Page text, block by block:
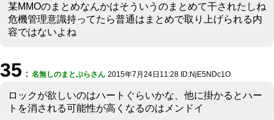
某MMOのまとめなんかはそういうのまとめて干されたしね
危機管理意識持ってたら普通はまとめで取り上げられる内
容ではないよね
35 ： 名無しのまとぷらさん 2015年7月24日11:28 ID:NjE5NDc1O
ロックが欲しいのはハートぐらいかな、他に掛かるとハー
トを消される可能性が高くなるのはメンドイ